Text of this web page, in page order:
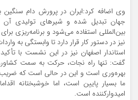
وی اضافه کرد:ایران در پرورش دام سنگین
جهان تبدیل شده و شیرهای تولیدی
بین‌المللی استفاده می‌شود و برنامه‌ریزی
نیز در دستور کار قرار دارد تا وابستگی به
استاندار اصفهان نیز در این نشست با
گفت: تنها راه نجات، حرکت به سمت
بهره‌وری است و این در حالی است که
ما بسیار پایین است، اما خوشبختانه
امیدوارکننده است.